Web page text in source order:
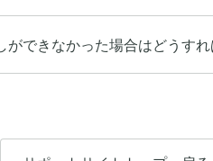
ができなかった場合はどうすれ